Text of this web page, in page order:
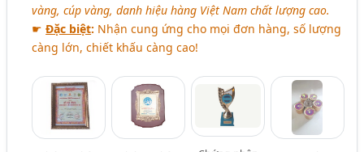
vàng, cúp vàng, danh hiệu hàng Việt Nam chất lượng cao.
☛Đặc biệt: Nhận cung ứng cho mọi đơn hàng, số lượng
càng lớn, chiết khấu càng cao!